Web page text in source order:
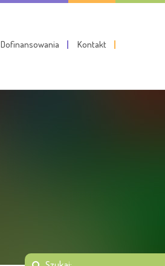
Dofinansowania Kontakt